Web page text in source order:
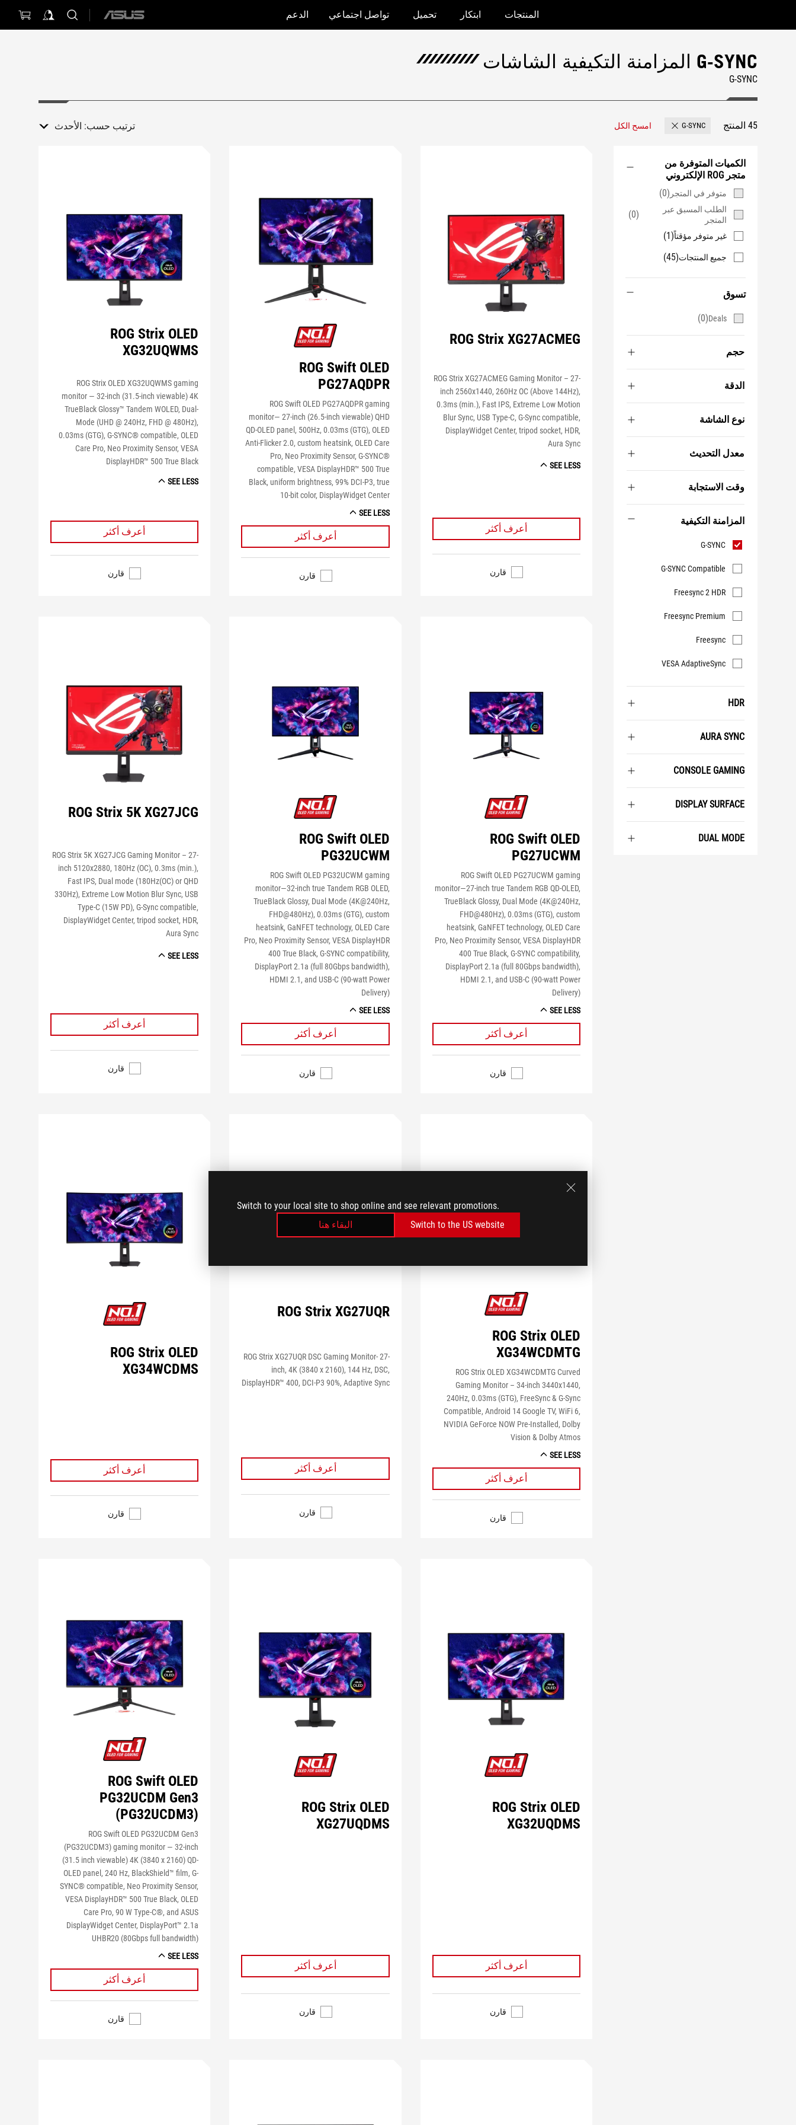
Switch to your local site to shop online and see relevant promotions.
البقاء هنا
Switch to the US website
Accessibility links
المنتجات ابتكار تحميل تواصل اجتماعي الدعم
ASUS
G-SYNC المزامنة التكيفية الشاشات
G-SYNC
45 المنتج G-SYNC
Remove G-SYNC
امسح الكل ترتيب حسب: الأحدث
الكميات المتوفرة من
متجر ROG الإلكتروني
متوفر في المتجر (0)
الطلب المسبق عبر
المتجر
(0)
غير متوفر مؤقتاً(1)
جميع المنتجات(45)
تسوق
Deals
(0)
حجم
الدقة
نوع الشاشة
معدل التحديث
وقت الاستجابة
المزامنة التكيفية
المزامنة
التكيفيةG-SYNC
G-SYNC Compatible
Freesync 2 HDR
Freesync Premium
Freesync
VESA AdaptiveSync
HDR
AURA SYNC
CONSOLE GAMING
DISPLAY SURFACE
DUAL MODE
ROG Strix XG27ACMEG
ROG Strix XG27ACMEG Gaming Monitor – 27-
inch 2560x1440, 260Hz OC (Above 144Hz),
0.3ms (min.), Fast IPS, Extreme Low Motion
Blur Sync, USB Type-C, G-Sync compatible,
DisplayWidget Center, tripod socket, HDR,
Aura Sync
SEE LESS
أعرف أكثر
قارن
ROG Swift OLED
PG27AQDPR
ROG Swift OLED PG27AQDPR gaming
monitor― 27-inch (26.5-inch viewable) QHD
QD-OLED panel, 500Hz, 0.03ms (GTG), OLED
Anti-Flicker 2.0, custom heatsink, OLED Care
Pro, Neo Proximity Sensor, G-SYNC®
compatible, VESA DisplayHDR™ 500 True
Black, uniform brightness, 99% DCI-P3, true
10-bit color, DisplayWidget Center
SEE LESS
أعرف أكثر
قارن
ROG Strix OLED
XG32UQWMS
ROG Strix OLED XG32UQWMS gaming
monitor ― 32-inch (31.5-inch viewable) 4K
TrueBlack Glossy™ Tandem WOLED, Dual-
Mode (UHD @ 240Hz, FHD @ 480Hz),
0.03ms (GTG), G-SYNC® compatible, OLED
Care Pro, Neo Proximity Sensor, VESA
DisplayHDR™ 500 True Black
SEE LESS
أعرف أكثر
قارن
ROG Swift OLED
PG27UCWM
ROG Swift OLED PG27UCWM gaming
monitor―27-inch true Tandem RGB QD-OLED,
TrueBlack Glossy, Dual Mode (4K@240Hz,
FHD@480Hz), 0.03ms (GTG), custom
heatsink, GaNFET technology, OLED Care
Pro, Neo Proximity Sensor, VESA DisplayHDR
400 True Black, G-SYNC compatibility,
DisplayPort 2.1a (full 80Gbps bandwidth),
HDMI 2.1, and USB-C (90-watt Power
Delivery)
SEE LESS
أعرف أكثر
قارن
ROG Swift OLED
PG32UCWM
ROG Swift OLED PG32UCWM gaming
monitor―32-inch true Tandem RGB OLED,
TrueBlack Glossy, Dual Mode (4K@240Hz,
FHD@480Hz), 0.03ms (GTG), custom
heatsink, GaNFET technology, OLED Care
Pro, Neo Proximity Sensor, VESA DisplayHDR
400 True Black, G-SYNC compatibility,
DisplayPort 2.1a (full 80Gbps bandwidth),
HDMI 2.1, and USB-C (90-watt Power
Delivery)
SEE LESS
أعرف أكثر
قارن
ROG Strix 5K XG27JCG
ROG Strix 5K XG27JCG Gaming Monitor – 27-
inch 5120x2880, 180Hz (OC), 0.3ms (min.),
Fast IPS, Dual mode (180Hz(OC) or QHD
330Hz), Extreme Low Motion Blur Sync, USB
Type-C (15W PD), G-Sync compatible,
DisplayWidget Center, tripod socket, HDR,
Aura Sync
SEE LESS
أعرف أكثر
قارن
ROG Strix OLED
XG34WCDMTG
ROG Strix OLED XG34WCDMTG Curved
Gaming Monitor – 34-inch 3440x1440,
240Hz, 0.03ms (GTG), FreeSync & G-Sync
Compatible, Android 14 Google TV, WiFi 6,
NVIDIA GeForce NOW Pre-Installed, Dolby
Vision & Dolby Atmos
SEE LESS
أعرف أكثر
قارن
ROG Strix XG27UQR
ROG Strix XG27UQR DSC Gaming Monitor- 27-
inch, 4K (3840 x 2160), 144 Hz, DSC,
DisplayHDR™ 400, DCI-P3 90%, Adaptive Sync
أعرف أكثر
قارن
ROG Strix OLED
XG34WCDMS
أعرف أكثر
قارن
ROG Strix OLED
XG32UQDMS
أعرف أكثر
قارن
ROG Strix OLED
XG27UQDMS
أعرف أكثر
قارن
ROG Swift OLED
PG32UCDM Gen3
(PG32UCDM3)
ROG Swift OLED PG32UCDM Gen3
(PG32UCDM3) gaming monitor ― 32-inch
(31.5 inch viewable) 4K (3840 x 2160) QD-
OLED panel, 240 Hz, BlackShield™ film, G-
SYNC® compatible, Neo Proximity Sensor,
VESA DisplayHDR™ 500 True Black, OLED
Care Pro, 90 W Type-C®, and ASUS
DisplayWidget Center, DisplayPort™ 2.1a
UHBR20 (80Gbps full bandwidth)
SEE LESS
أعرف أكثر
قارن